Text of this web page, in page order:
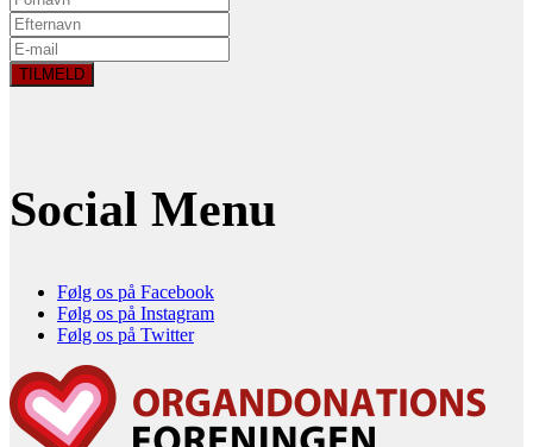
Social Menu
Følg os på Facebook
Følg os på Instagram
Følg os på Twitter